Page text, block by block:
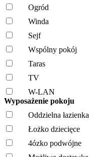
Ogród
Winda
Sejf
Wspólny pokój
Taras
TV
W-LAN
Wyposażenie pokoju
Oddzielna łazienka
Łożko dziecięce
4ózko podwójne